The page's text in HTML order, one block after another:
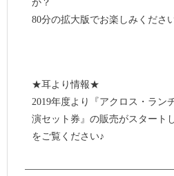
か？
80分の拡大版でお楽しみくださ
★耳より情報★
2019年度より『アクロス・ラン
演セット券』の販売がスタート
をご覧ください♪